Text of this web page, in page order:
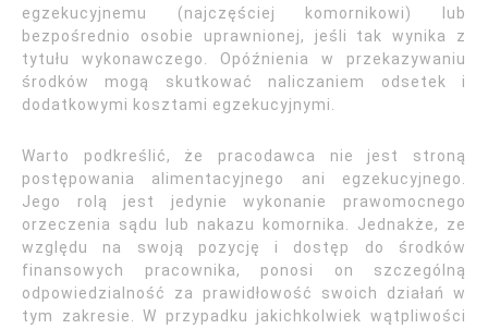
egzekucyjnemu (najczęściej komornikowi) lub
bezpośrednio osobie uprawnionej, jeśli tak wynika z
tytułu wykonawczego. Opóźnienia w przekazywaniu
środków mogą skutkować naliczaniem odsetek i
dodatkowymi kosztami egzekucyjnymi.
Warto podkreślić, że pracodawca nie jest stroną
postępowania alimentacyjnego ani egzekucyjnego.
Jego rolą jest jedynie wykonanie prawomocnego
orzeczenia sądu lub nakazu komornika. Jednakże, ze
względu na swoją pozycję i dostęp do środków
finansowych pracownika, ponosi on szczególną
odpowiedzialność za prawidłowość swoich działań w
tym zakresie. W przypadku jakichkolwiek wątpliwości